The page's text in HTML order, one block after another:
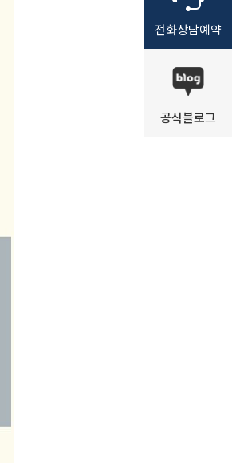
전화상담예약
공식블로그